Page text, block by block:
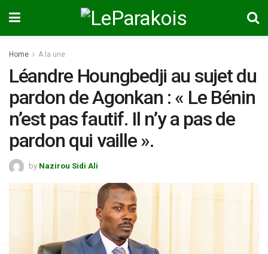
Home A la une
Léandre Houngbedji au sujet du
pardon de Agonkan : « Le Bénin
n’est pas fautif. Il n’y a pas de
pardon qui vaille ».
by Nazirou Sidi Ali